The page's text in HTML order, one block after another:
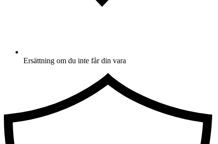
Ersättning om du inte får din vara